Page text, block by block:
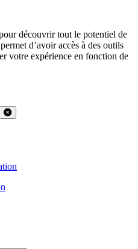
découvrir tout le potentiel de
d’avoir accès à des outils
votre expérience en fonction de